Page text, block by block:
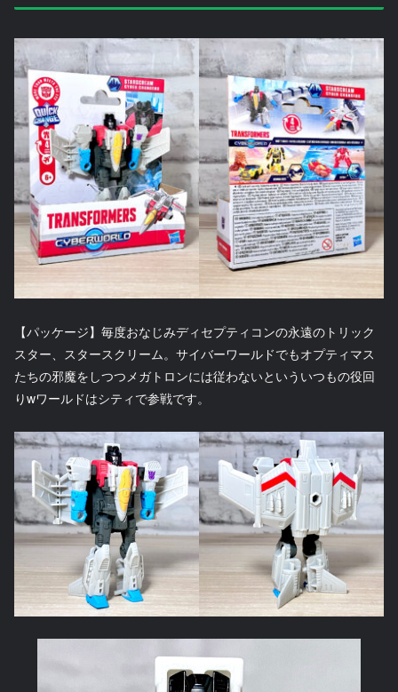
【パッケージ】毎度おなじみディセプティコンの永遠のトリック
スター、スタースクリーム。サイバーワールドでもオプティマス
たちの邪魔をしつつメガトロンには従わないといういつもの役回
りwワールドはシティで参戦です。